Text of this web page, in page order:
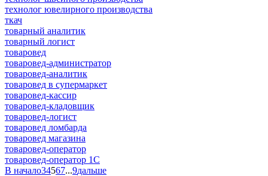
технолог ювелирного производства
ткач
товарный аналитик
товарный логист
товаровед
товаровед-администратор
товаровед-аналитик
товаровед в супермаркет
товаровед-кассир
товаровед-кладовщик
товаровед-логист
товаровед ломбарда
товаровед магазина
товаровед-оператор
товаровед-оператор 1С
В начало34567...9дальше